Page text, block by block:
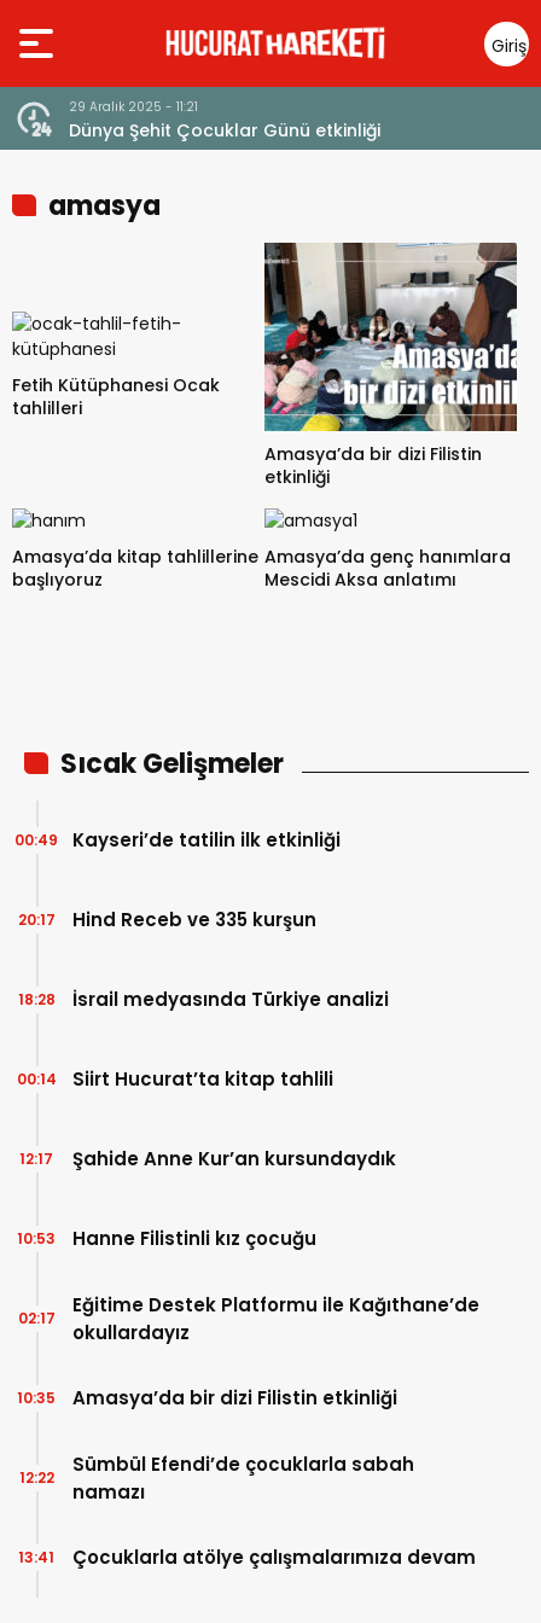
Giriş
Yap
29 Aralık 2025 - 11:21
Dünya Şehit Çocuklar Günü etkinliği
amasya
Fetih Kütüphanesi Ocak
tahlilleri
Amasya’da bir dizi Filistin
etkinliği
Amasya’da kitap tahlillerine
başlıyoruz
Amasya’da genç hanımlara
Mescidi Aksa anlatımı
Sıcak Gelişmeler
Kayseri’de tatilin ilk etkinliği
00:49
Hind Receb ve 335 kurşun
20:17
İsrail medyasında Türkiye analizi
18:28
Siirt Hucurat’ta kitap tahlili
00:14
Şahide Anne Kur’an kursundaydık
12:17
Hanne Filistinli kız çocuğu
10:53
Eğitime Destek Platformu ile Kağıthane’de
okullardayız
02:17
Amasya’da bir dizi Filistin etkinliği
10:35
Sümbül Efendi’de çocuklarla sabah
namazı
12:22
Çocuklarla atölye çalışmalarımıza devam
13:41